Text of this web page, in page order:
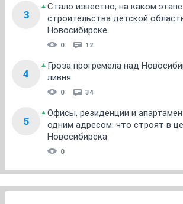
3
Стало известно, на каком
строительства детской
Новосибирске
0 12
4
Гроза прогремела над
ливня
0 34
5
Офисы, резиденции и
одним адресом: что строят в
Новосибирска
0